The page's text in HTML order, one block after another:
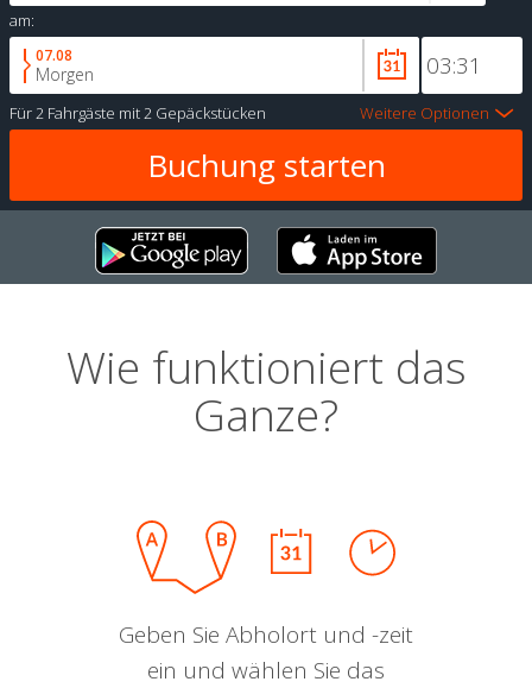
am:
07.08
Morgen
Für2 Fahrgäste mit2 Gepäckstücken Weitere Optionen
Wie funktioniert das
Ganze?
Geben Sie Abholort und -zeit
ein und wählen Sie das